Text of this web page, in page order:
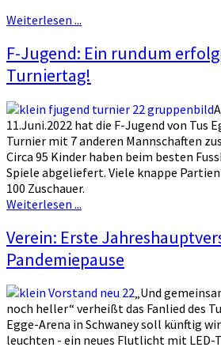
Weiterlesen ...
F-Jugend: Ein rundum
Turniertag!
11.Juni.2022 hat die F-Jugend von Tus
Turnier mit 7 anderen Mannschaften
Circa 95 Kinder haben beim besten
Spiele abgeliefert. Viele knappe
100 Zuschauer.
Weiterlesen ...
Verein: Erste
Pandemiepause
„Und
noch heller“ verheißt das Fanlied des
Egge-Arena in Schwaney soll künftig
leuchten - ein neues Flutlicht mit LED-